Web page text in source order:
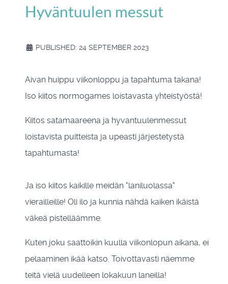
Hyväntuulen messut
PUBLISHED: 24 SEPTEMBER 2023
Aivan huippu viikonloppu ja tapahtuma takana!
Iso kiitos normogames loistavasta yhteistyöstä!
Kiitos satamaareena ja hyvantuulenmessut
loistavista puitteista ja upeasti järjestetystä
tapahtumasta!
Ja iso kiitos kaikille meidän "laniluolassa"
vierailleille! Oli ilo ja kunnia nähdä kaiken ikäistä
väkeä pistelläämme.
Kuten joku saattoikin kuulla viikonlopun aikana, ei
pelaaminen ikää katso. Toivottavasti näemme
teitä vielä uudelleen lokakuun laneilla!